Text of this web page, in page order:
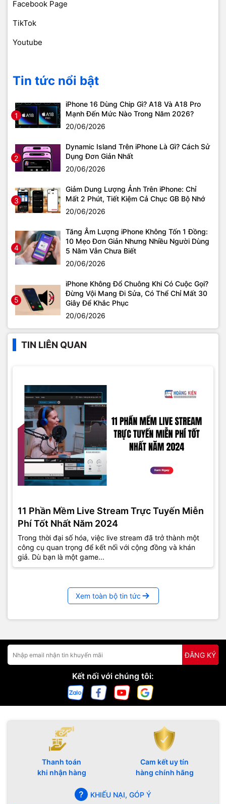
Facebook Page
TikTok
Youtube
Tin tức nổi bật
1
iPhone 16 Dùng Chip Gì? A18 Và A18 Pro
Mạnh Đến Mức Nào Trong Năm 2026?
20/06/2026
2
Dynamic Island Trên iPhone Là Gì? Cách Sử
Dụng Đơn Giản Nhất
20/06/2026
3
Giảm Dung Lượng Ảnh Trên iPhone: Chỉ
Mất 2 Phút, Tiết Kiệm Cả Chục GB Bộ Nhớ
20/06/2026
4
Tăng Âm Lượng iPhone Không Tốn 1 Đồng:
10 Mẹo Đơn Giản Nhưng Nhiều Người Dùng
5 Năm Vẫn Chưa Biết
20/06/2026
5
iPhone Không Đổ Chuông Khi Có Cuộc Gọi?
Đừng Vội Mang Đi Sửa, Có Thể Chỉ Mất 30
Giây Để Khắc Phục
20/06/2026
TIN LIÊN QUAN
11 Phần Mềm Live Stream Trực Tuyến Miễn
Phí Tốt Nhất Năm 2024
Trong thời đại số hóa, việc live stream đã trở thành một
công cụ quan trọng để kết nối với cộng đồng và khán
giả. Dù bạn là một game...
Xem toàn bộ tin tức
ĐĂNG KÝ
Kết nối với chúng tôi:
Thanh toán
khi nhận hàng
Cam kết uy tín
hàng chính hãng
KHIẾU NẠI, GÓP Ý